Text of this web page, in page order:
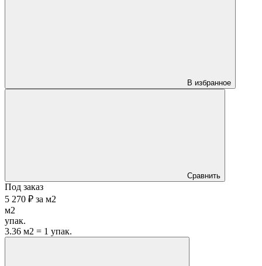
В избранное
Сравнить
Под заказ
5 270 ₽ за м2
м2
упак.
3.36 м2 = 1 упак.